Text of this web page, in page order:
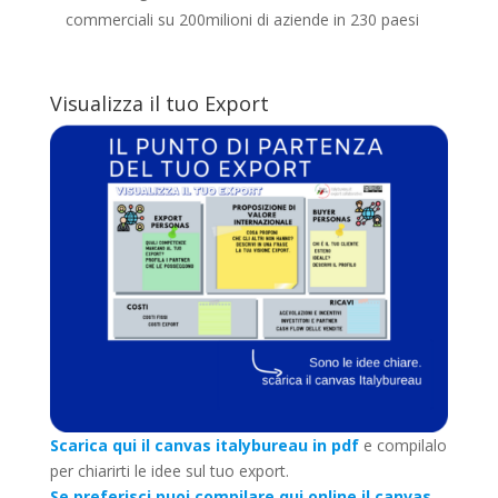
commerciali su 200milioni di aziende in 230 paesi
Visualizza il tuo Export
Scarica qui il canvas italybureau in pdf e compilalo
per chiarirti le idee sul tuo export.